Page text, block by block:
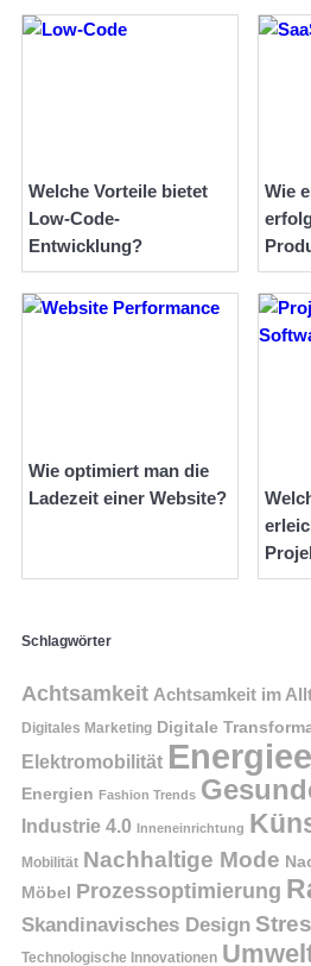
Welche Vorteile bietet
Low-Code-
Entwicklung?
Wie
Wie optimiert man die
Ladezeit einer Website?
Schlagwörter
Achtsamkeit Achtsamkeit im
Digitales Marketing Digitale
Elektromobilität
Energien Fashion Trends
Industrie 4.0 Inneneinrichtung
Mobilität Nachhaltige Mode
Möbel Prozessoptimierung
Skandinavisches Design
Technologische Innovationen